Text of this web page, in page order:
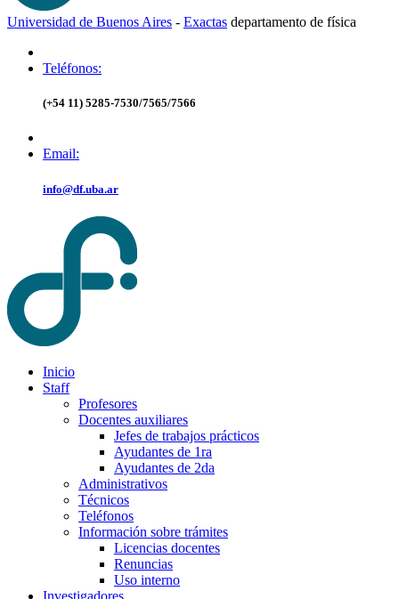
Universidad de Buenos Aires - Exactas departamento de física
Teléfonos:
(+54 11) 5285-7530/7565/7566
Email:
info@df.uba.ar
Inicio
Staff
Profesores
Docentes auxiliares
Jefes de trabajos prácticos
Ayudantes de 1ra
Ayudantes de 2da
Administrativos
Técnicos
Teléfonos
Información sobre trámites
Licencias docentes
Renuncias
Uso interno
Investigadores